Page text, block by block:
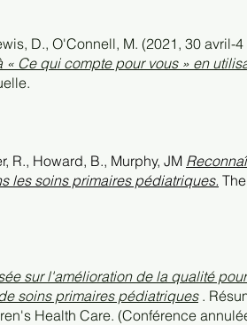
D., O'Connell, M. (2021, 30 avril-4
Ce qui compte pour vous » en
R., Howard, B., Murphy, JM
les soins primaires pédiatriques.
sur l'amélioration de la qualité pour
soins primaires pédiatriques.
Health Care. (Conférence